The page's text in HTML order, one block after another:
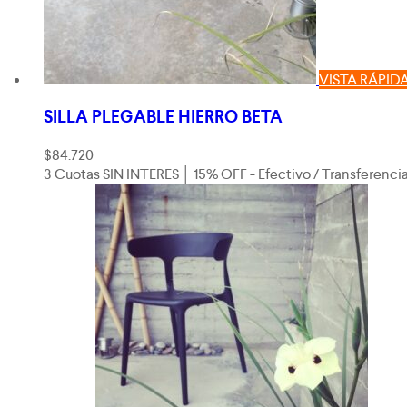
VISTA
SILLA PLEGABLE HIERRO BETA
$84.720
3 Cuotas SIN INTERES │ 15% OFF - Efectivo /